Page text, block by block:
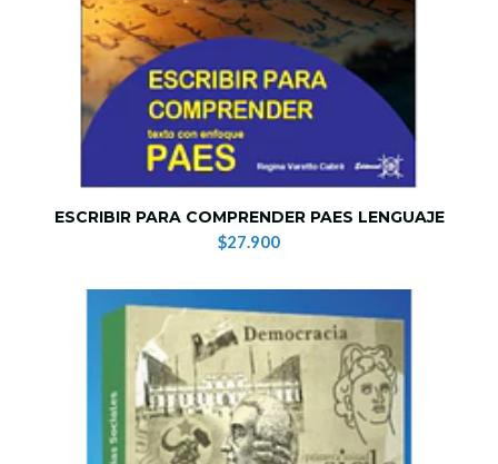
ESCRIBIR PARA COMPRENDER PAES LENGUAJE
$27.900